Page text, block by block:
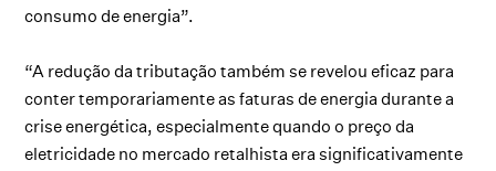
consumo de energia”.
“A redução da tributação também se revelou eficaz para
conter temporariamente as faturas de energia durante a
crise energética, especialmente quando o preço da
eletricidade no mercado retalhista era significativamente